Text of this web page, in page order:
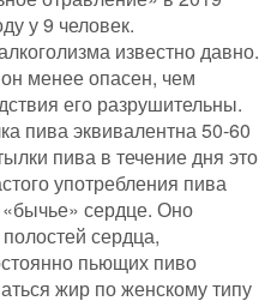
у 9 человек.
известно давно.
менее опасен, чем
его разрушительны.
пива эквивалентна 50-60
пива в течение дня это
употребления пива
сердце. Оно
сердца,
пьющих пиво
жир по женскому типу